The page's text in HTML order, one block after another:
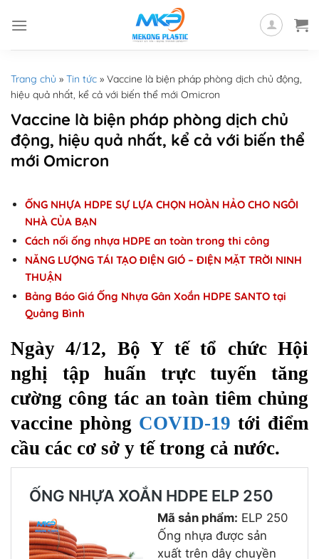
Trang chủ » Tin tức » Vaccine là biện pháp phòng dịch chủ động,
hiệu quả nhất, kể cả với biến thể mới Omicron
Vaccine là biện pháp phòng dịch chủ
động, hiệu quả nhất, kể cả với biến thể
mới Omicron
ỐNG NHỰA HDPE SỰ LỰA CHỌN HOÀN HẢO CHO NGÔI
NHÀ CỦA BẠN
Cách nối ống nhựa HDPE an toàn trong thi công
NĂNG LƯỢNG TÁI TẠO ĐIỆN GIÓ – ĐIỆN MẶT TRỜI NINH
THUẬN
Bảng Báo Giá Ống Nhựa Gân Xoắn HDPE SANTO tại
Quảng Bình
Ngày 4/12, Bộ Y tế tổ chức Hội
nghị tập huấn trực tuyến tăng
cường công tác an toàn tiêm chủng
vaccine phòng COVID-19 tới điểm
cầu các cơ sở y tế trong cả nước.